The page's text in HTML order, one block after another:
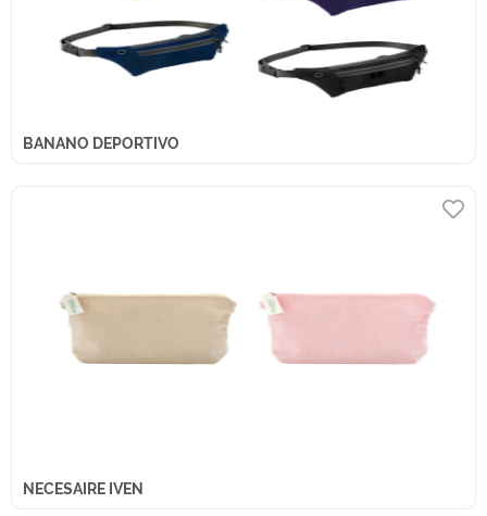
BANANO DEPORTIVO
NECESAIRE IVEN